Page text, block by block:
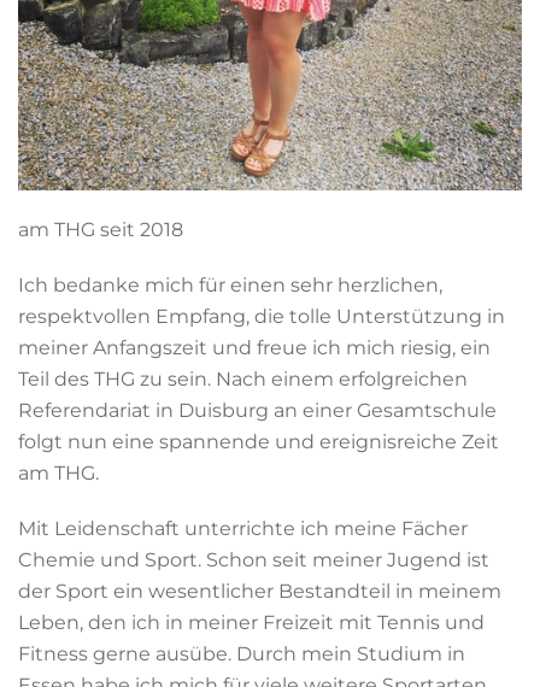
am THG seit 2018
Ich bedanke mich für einen sehr herzlichen,
respektvollen Empfang, die tolle Unterstützung in
meiner Anfangszeit und freue ich mich riesig, ein
Teil des THG zu sein. Nach einem erfolgreichen
Referendariat in Duisburg an einer Gesamtschule
folgt nun eine spannende und ereignisreiche Zeit
am THG.
Mit Leidenschaft unterrichte ich meine Fächer
Chemie und Sport. Schon seit meiner Jugend ist
der Sport ein wesentlicher Bestandteil in meinem
Leben, den ich in meiner Freizeit mit Tennis und
Fitness gerne ausübe. Durch mein Studium in